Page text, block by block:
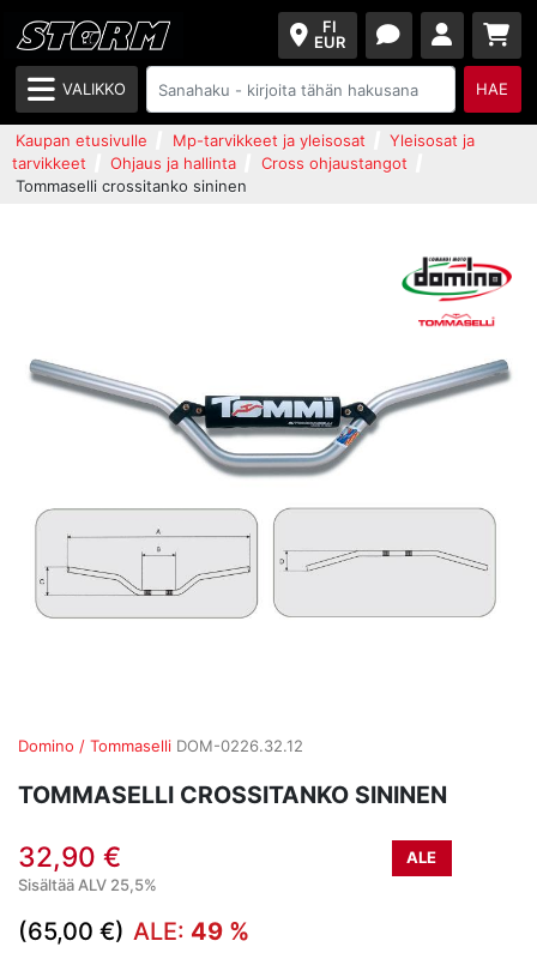
FI
EUR
VALIKKO HAE
Kaupan etusivulle Mp-tarvikkeet ja yleisosat
Yleisosat ja
tarvikkeet
Ohjaus ja hallinta
Cross ohjaustangot
Tommaselli crossitanko sininen
Domino / Tommaselli DOM-0226.32.12
TOMMASELLI CROSSITANKO SININEN
32,90 €
ALE
Sisältää ALV 25,5%
(65,00 €) ALE: 49 %